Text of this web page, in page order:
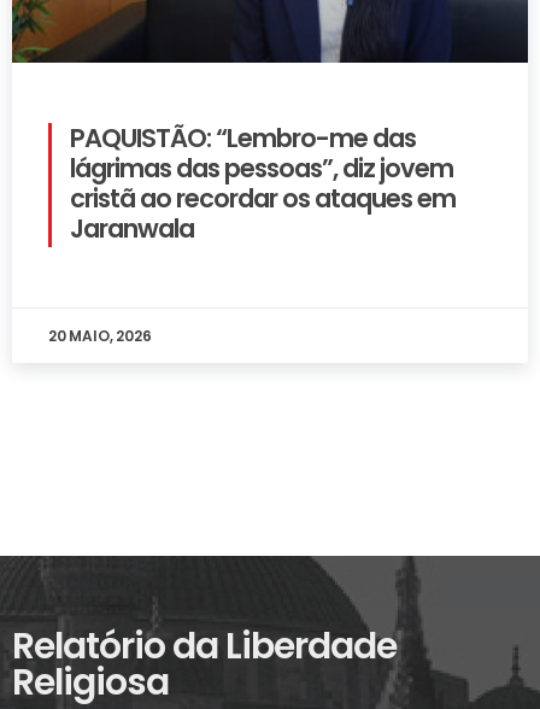
PAQUISTÃO: “Lembro-me das
lágrimas das pessoas”, diz jovem
cristã ao recordar os ataques em
Jaranwala
20 MAIO, 2026
Relatório da Liberdade
Religiosa